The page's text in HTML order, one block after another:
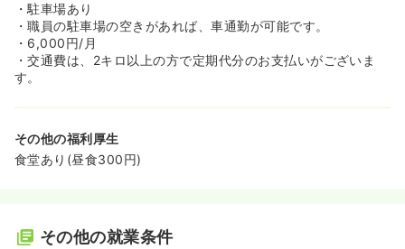
・駐車場あり
・職員の駐車場の空きがあれば、車通勤が可能です。
・6,000円/月
・交通費は、2キロ以上の方で定期代分のお支払いがございま
す。
その他の福利厚生
食堂あり(昼食300円)
その他の就業条件